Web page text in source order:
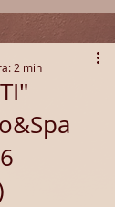
2 min